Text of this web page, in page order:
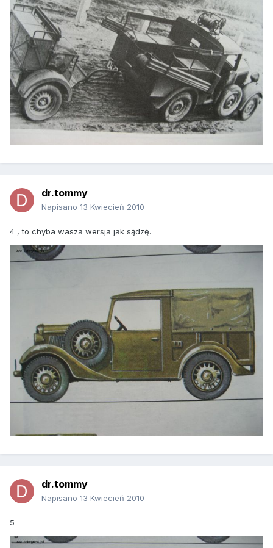
dr.tommy
Napisano 13 Kwiecień 2010
4 , to chyba wasza wersja jak sądzę.
dr.tommy
Napisano 13 Kwiecień 2010
5